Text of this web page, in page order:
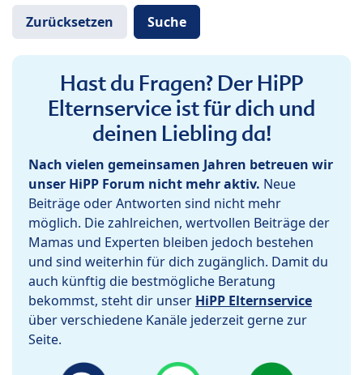
Hast du Fragen? Der HiPP
Elternservice ist für dich und
deinen Liebling da!
Nach vielen gemeinsamen Jahren betreuen wir
unser HiPP Forum nicht mehr aktiv. Neue
Beiträge oder Antworten sind nicht mehr
möglich. Die zahlreichen, wertvollen Beiträge der
Mamas und Experten bleiben jedoch bestehen
und sind weiterhin für dich zugänglich. Damit du
auch künftig die bestmögliche Beratung
bekommst, steht dir unser HiPP Elternservice
über verschiedene Kanäle jederzeit gerne zur
Seite.